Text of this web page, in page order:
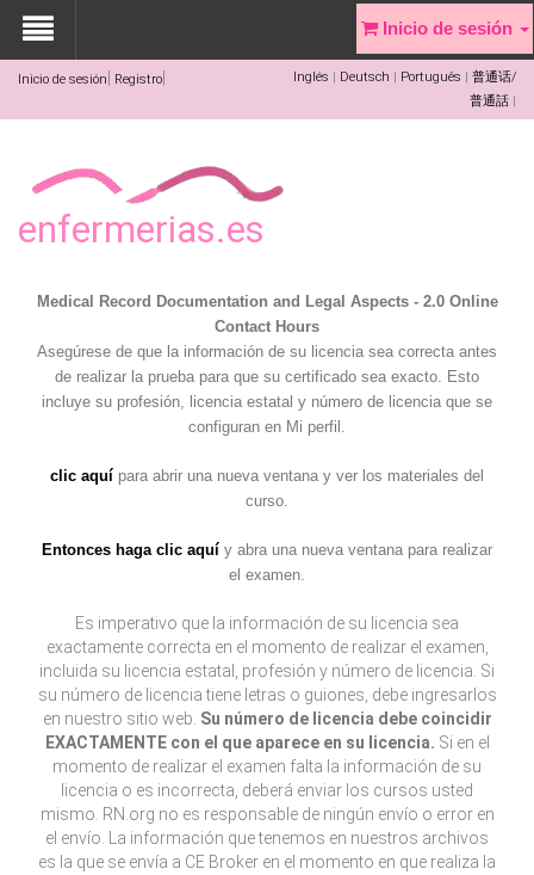
Inicio de sesión Registro Inglés Deutsch Português
普通话/
普通話
enfermerias.es
Inicio de sesión
Medical Record Documentation and Legal Aspects - 2.0 Online
Contact Hours
Asegúrese de que la información de su licencia sea correcta antes
de realizar la prueba para que su certificado sea exacto. Esto
incluye su profesión, licencia estatal y número de licencia que se
configuran en Mi perfil.
clic aquí para abrir una nueva ventana y ver los materiales del
curso.
Entonces haga clic aquí y abra una nueva ventana para realizar
el examen.
Es imperativo que la información de su licencia sea
exactamente correcta en el momento de realizar el examen,
incluida su licencia estatal, profesión y número de licencia. Si
su número de licencia tiene letras o guiones, debe ingresarlos
en nuestro sitio web. Su número de licencia debe coincidir
EXACTAMENTE con el que aparece en su licencia. Si en el
momento de realizar el examen falta la información de su
licencia o es incorrecta, deberá enviar los cursos usted
mismo. RN.org no es responsable de ningún envío o error en
el envío. La información que tenemos en nuestros archivos
es la que se envía a CE Broker en el momento en que realiza la